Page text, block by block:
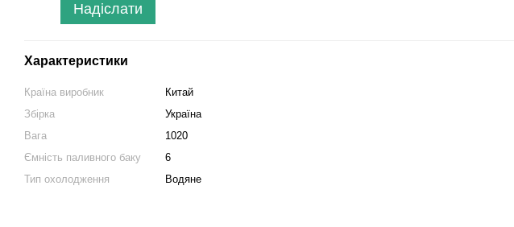
Надіслати
Характеристики
Країна виробник
Китай
Збірка
Україна
Вага
1020
Ємність паливного баку
6
Тип охолодження
Водяне